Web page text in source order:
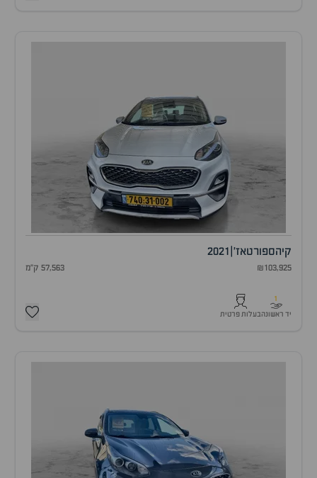
קיהספורטאז' 2021
₪103,925 57,563 ק"מ
1
יד ראשונהבעלות פרטית